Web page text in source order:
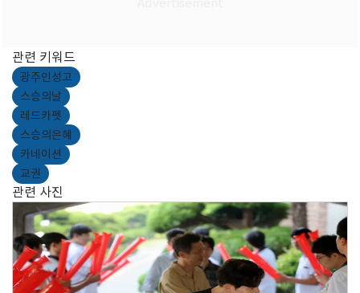
관련 키워드
광주인성고
스승의날
레드카펫
스승의은혜
카네이션
교권
관련 사진